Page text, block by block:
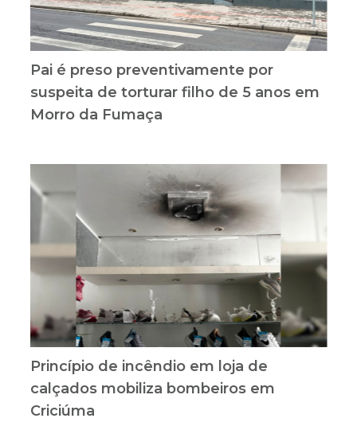
Pai é preso preventivamente por
suspeita de torturar filho de 5 anos em
Morro da Fumaça
Princípio de incêndio em loja de
calçados mobiliza bombeiros em
Criciúma